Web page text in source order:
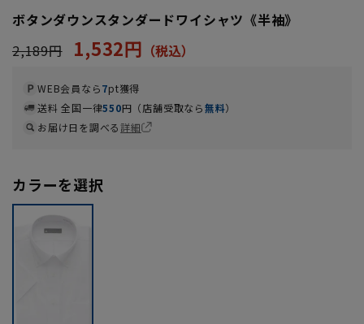
ボタンダウンスタンダードワイシャツ《半袖》
2,189円
1,532円
WEB会員なら7pt獲得
送料 全国一律550円（店舗受取なら無料）
お届け日を調べる詳細
カラーを選択